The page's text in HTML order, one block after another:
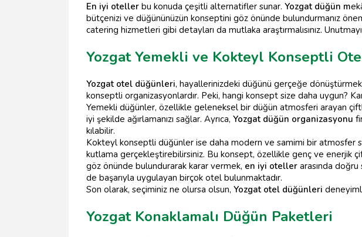
En iyi oteller bu konuda çeşitli alternatifler sunar. Yozgat düğün m
bütçenizi ve düğününüzün konseptini göz önünde bulundurmanız
catering hizmetleri gibi detayları da mutlaka araştırmalısınız.
Yozgat Yemekli ve Kokteyl Konseptli
Yozgat otel düğünleri, hayallerinizdeki düğünü gerçeğe
konseptli organizasyonlardır. Peki, hangi konsept size daha uygun?
Yemekli düğünler, özellikle geleneksel bir düğün atmosferi arayan
iyi şekilde ağırlamanızı sağlar. Ayrıca, Yozgat düğün organizasyonu
kılabilir.
Kokteyl konseptli düğünler ise daha modern ve samimi bir atmosfer
kutlama gerçekleştirebilirsiniz. Bu konsept, özellikle genç ve enerjik
göz önünde bulundurarak karar vermek, en iyi oteller arasında doğru
de başarıyla uygulayan birçok otel bulunmaktadır.
Son olarak, seçiminiz ne olursa olsun, Yozgat otel düğünleri
Yozgat Konaklamalı Düğün Paketleri